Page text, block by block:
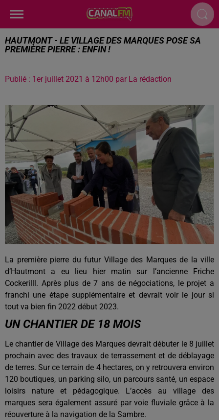
HAUTMONT - LE VILLAGE DES MARQUES POSE SA
PREMIÈRE PIERRE : ENFIN !
Publié : 1er juillet 2021 à 12h00 par La rédaction
La première pierre du futur Village des Marques de la ville
d’Hautmont a eu lieu hier matin sur l’ancienne Friche
Cockerilll. Après plus de 7 ans de négociations, le projet a
franchi une étape supplémentaire et devrait voir le jour si
tout va bien fin 2022 début 2023.
UN CHANTIER DE 18 MOIS
Le chantier de Village des Marques devrait débuter le 8 juillet
prochain avec des travaux de terrassement et de déblayage
de terres. Sur ce terrain de 4 hectares, on y retrouvera environ
120 boutiques, un parking silo, un parcours santé, un espace
loisirs nature et pédagogique. L’accès au village des
marques sera également assuré par voie fluviale grâce à la
réouverture à la navigation de la Sambre.